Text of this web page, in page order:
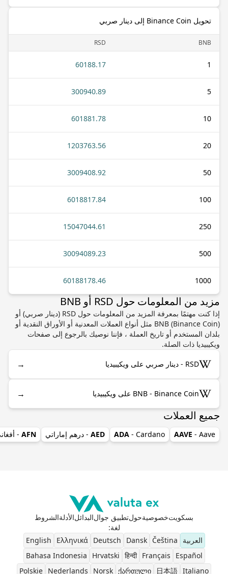
تحويل Binance Coin إلى دينار صربي
BNB
RSD
1
60188.17
5
300940.89
10
601881.78
20
1203763.56
50
3009408.92
100
6018817.84
250
15047044.61
500
30094089.23
1000
60188178.46
مزيد من المعلومات حول RSD أو BNB
إذا كنت مهتمًا بمعرفة المزيد من المعلومات حول RSD (دينار صربي) أو
BNB (Binance Coin) مثل أنواع العملات المعدنية أو الأوراق النقدية أو
بلدان المستخدم أو تاريخ العملة ، فإننا نوصيك بالرجوع إلى صفحات
ويكيبيديا ذات الصلة.
RSD - دينار صربي على ويكيبيديا →
BNB - Binance Coin على ويكيبيديا →
جميع العملات
AAVE - Aave
ADA - Cardano
AED - درهم إماراتي AFN
-
بسكويتخصوصيةحولتطبيق جوالالبدائلالأدلةالشروط
لغة:
العربية
Čeština
Dansk
Deutsch
Ελληνικά
English
Español
Français
हिन्दी
Hrvatski
Bahasa Indonesia
Italiano
日本語
ქართული
Norsk
Nederlands
Polskie